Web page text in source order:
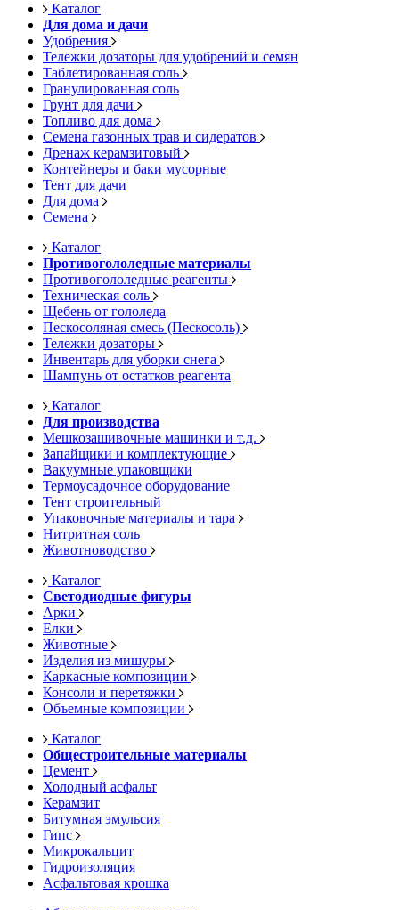
Каталог
Для дома и дачи
Удобрения
Тележки дозаторы для удобрений и семян
Таблетированная соль
Гранулированная соль
Грунт для дачи
Топливо для дома
Семена газонных трав и сидератов
Дренаж керамзитовый
Контейнеры и баки мусорные
Тент для дачи
Для дома
Семена
Каталог
Противогололедные материалы
Противогололедные реагенты
Техническая соль
Щебень от гололеда
Пескосоляная смесь (Пескосоль)
Тележки дозаторы
Инвентарь для уборки снега
Шампунь от остатков реагента
Каталог
Для производства
Мешкозашивочные машинки и т.д.
Запайщики и комплектующие
Вакуумные упаковщики
Термоусадочное оборудование
Тент строительный
Упаковочные материалы и тара
Нитритная соль
Животноводство
Каталог
Светодиодные фигуры
Арки
Елки
Животные
Изделия из мишуры
Каркасные композиции
Консоли и перетяжки
Объемные композиции
Каталог
Общестроительные материалы
Цемент
Холодный асфальт
Керамзит
Битумная эмульсия
Гипс
Микрокальцит
Гидроизоляция
Асфальтовая крошка